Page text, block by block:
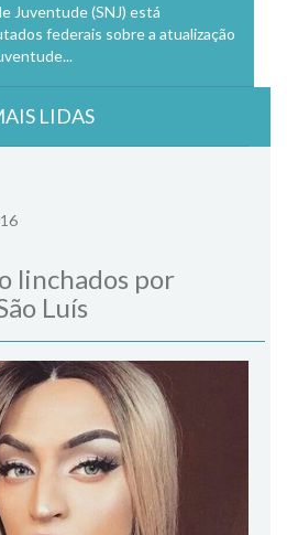
Juventude (SNJ) está
federais sobre a atualização
LIDAS
linchados por
Luís